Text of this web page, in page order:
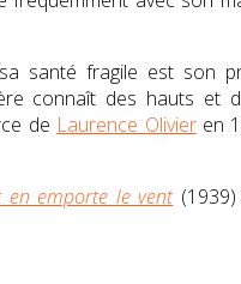
santé fragile est son
connaît des hauts et
de Laurence Olivieren
en emporte le vent(1939)